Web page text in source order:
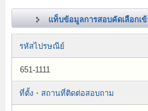
แท็บข้อมูลการสอบคัดเลือกเข้
รหัสไปรษณีย์
651-1111
ที่ตั้ง・สถานที่ติดต่อสอบถาม